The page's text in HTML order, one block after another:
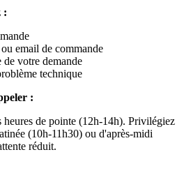
:
email de commande
votre demande
technique
:
de pointe (12h-14h). Privilégiez
(10h-11h30) ou d'après-midi
réduit.